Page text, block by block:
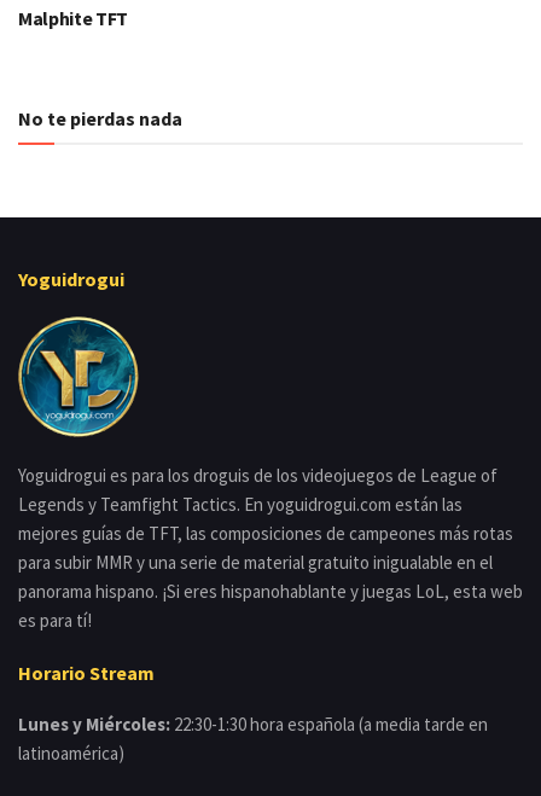
Malphite TFT
No te pierdas nada
Yoguidrogui
Yoguidrogui es para los droguis de los videojuegos de League of
Legends y Teamfight Tactics. En yoguidrogui.com están las
mejores guías de TFT, las composiciones de campeones más rotas
para subir MMR y una serie de material gratuito inigualable en el
panorama hispano. ¡Si eres hispanohablante y juegas LoL, esta web
es para tí!
Horario Stream
Lunes y Miércoles: 22:30-1:30 hora española (a media tarde en
latinoamérica)